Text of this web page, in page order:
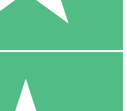
10 Downloaden
20 00